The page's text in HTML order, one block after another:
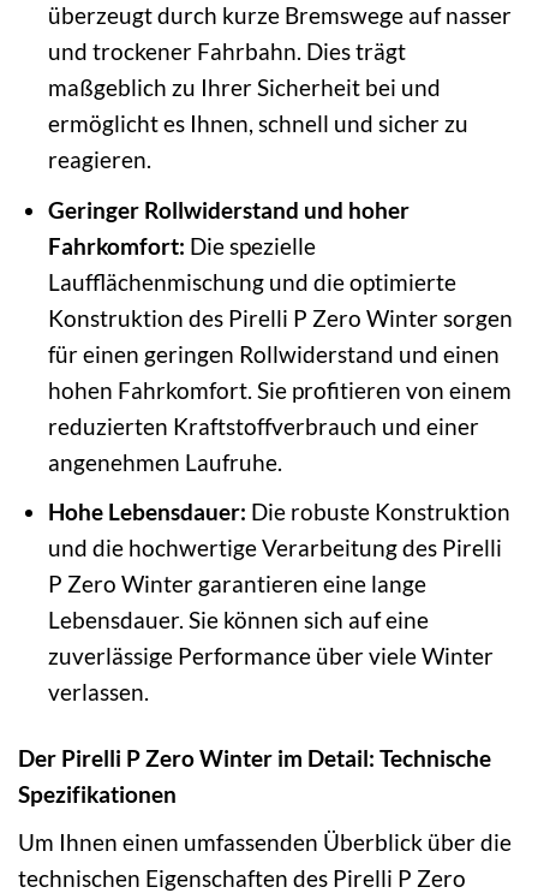
überzeugt durch kurze Bremswege auf nasser
und trockener Fahrbahn. Dies trägt
maßgeblich zu Ihrer Sicherheit bei und
ermöglicht es Ihnen, schnell und sicher zu
reagieren.
Geringer Rollwiderstand und hoher
Fahrkomfort: Die spezielle
Laufflächenmischung und die optimierte
Konstruktion des Pirelli P Zero Winter sorgen
für einen geringen Rollwiderstand und einen
hohen Fahrkomfort. Sie profitieren von einem
reduzierten Kraftstoffverbrauch und einer
angenehmen Laufruhe.
Hohe Lebensdauer: Die robuste Konstruktion
und die hochwertige Verarbeitung des Pirelli
P Zero Winter garantieren eine lange
Lebensdauer. Sie können sich auf eine
zuverlässige Performance über viele Winter
verlassen.
Der Pirelli P Zero Winter im Detail: Technische
Spezifikationen
Um Ihnen einen umfassenden Überblick über die
technischen Eigenschaften des Pirelli P Zero